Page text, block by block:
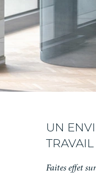
UN
Faites effet